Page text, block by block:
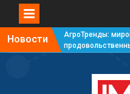
Новости
АгроТренды: